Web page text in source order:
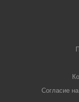
Согласие